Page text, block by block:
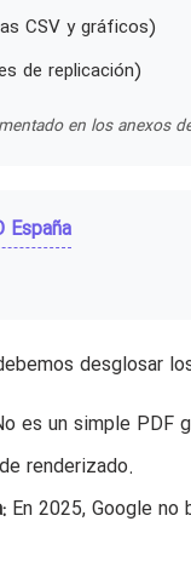
CSV y gráficos)
de replicación)
en los anexos
España
desglosar
es un simple PDF
renderizado.
En 2025, Google no